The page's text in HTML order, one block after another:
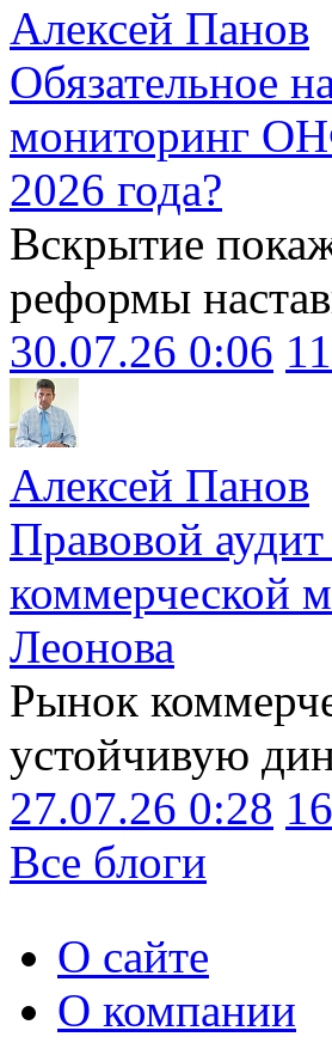
Алексей Панов
Обязательное
мониторинг
2026 года?
Вскрытие
реформы
30.07.26 0:06
Алексей Панов
Правовой
коммерческой
Леонова
Рынок
устойчивую
27.07.26 0:28
Все блоги
О сайте
О компании